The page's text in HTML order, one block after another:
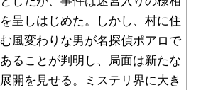
を呈しはじめた。しかし、村に住
む風変わりな男が名探偵ポアロで
あることが判明し、局面は新たな
展開を見せる。ミステリ界に大き